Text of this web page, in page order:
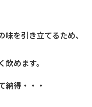
を引き立てるため、
めます。
納得・・・